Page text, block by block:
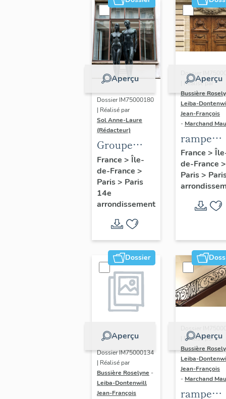
Aperçu
Dossier IM75000180
| Réalisé par
Sol Anne-Laure
(Rédacteur)
Groupe
sculpté :
Les
Adolescents
France > Île-
de-France >
Paris> Paris
14e
arrondissement
Aperçu
Dossier
| Réalisé par
Bussière
Leiba-
Jean-François
- Marchand
rampe
d'appui,
escalier
l' hôtel
(non
France >
de-France >
Paris>
Dossier
Aperçu
Dossier IM75000134
| Réalisé par
Bussière Roselyne -
Leiba-Dontenwill
Jean-François
Aperçu
| Réalisé par
Bussière
Leiba-
Jean-François
- Marchand
rampe